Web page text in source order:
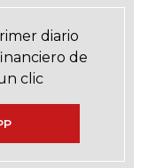
diario
de
clic